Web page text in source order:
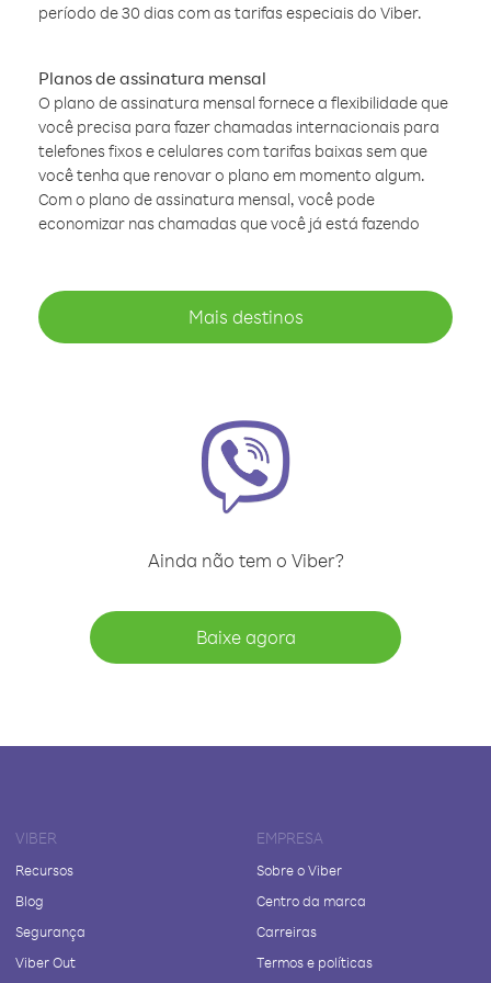
período de 30 dias com as tarifas especiais do Viber.
Planos de assinatura mensal
O plano de assinatura mensal fornece a flexibilidade que
você precisa para fazer chamadas internacionais para
telefones fixos e celulares com tarifas baixas sem que
você tenha que renovar o plano em momento algum.
Com o plano de assinatura mensal, você pode
economizar nas chamadas que você já está fazendo
Mais destinos
Ainda não tem o Viber?
Baixe agora
VIBER
Recursos
Blog
Segurança
Viber Out
EMPRESA
Sobre o Viber
Centro da marca
Carreiras
Termos e políticas